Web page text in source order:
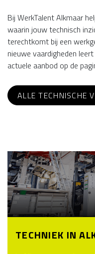
Bij WerkTalent Alkmaar
waarin jouw technisch
terechtkomt bij een
nieuwe vaardigheden
actuele aanbod op de
ALLE TECHNISCHE
TECHNIEK IN